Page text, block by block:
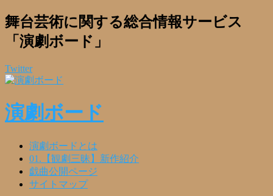
舞台芸術に関する総合情報サービス
「演劇ボード」
Twitter
演劇ボード
演劇ボードとは
01.【観劇三昧】新作紹介
戯曲公開ページ
サイトマップ